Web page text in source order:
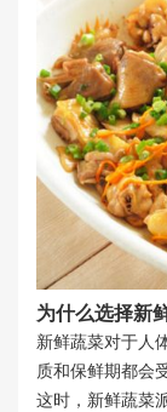
为什么选择新
新鲜蔬菜对于人
质和保鲜期都会
这时，新鲜蔬菜